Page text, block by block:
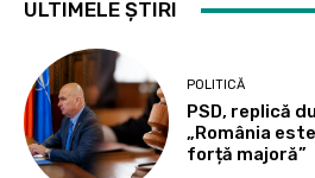
ULTIMELE ȘTIRI
POLITICĂ
PSD, replică
„România
forță majoră”